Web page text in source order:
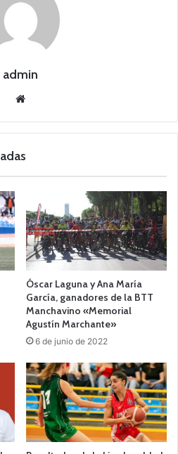
admin
we
Óscar Laguna y Ana María
García, ganadores de la BTT
Manchavino «Memorial
Agustín Marchante»
6 de junio de 2022